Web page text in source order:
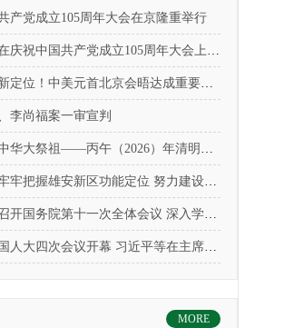
产党成立105周年大会在京隆重举行
祝中国共产党成立105周年大会上的讲话
定位！中美元首北京会晤达成重要共识
李尚福案一审宣判
祖——丙午（2026）年清明公祭轩辕黄帝典礼在黄帝陵隆重举行
安新区功能定位 努力建设新时代创新高地和推动高质量发展样板
体会议 深入学习贯彻习近平总书记在全国两会期间的重要讲话精神 对落实国务院2026年重点工作进行部署
大四次会议开幕 习近平等在主席台就座
MORE